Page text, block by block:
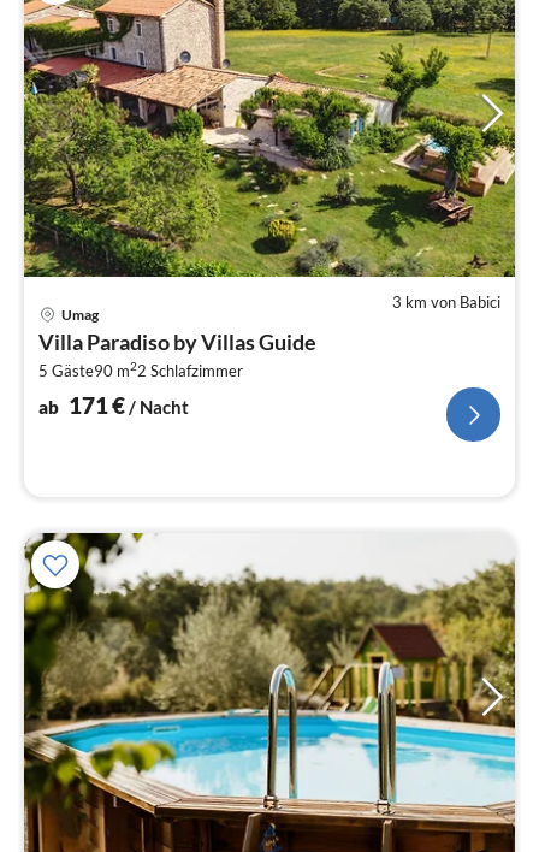
3 km von Babici
Umag
Villa Paradiso by Villas Guide
5 Gäste90 m22 Schlafzimmer
ab 171€/ Nacht